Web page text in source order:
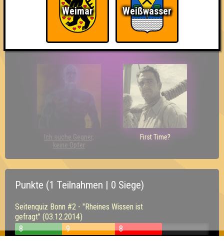
Ich suche Gegner,
keine Opfer
First Time?
Punkte (1 Teilnahmen | 0 Siege)
Seitenquiz Bonn #2 - "Rheines Wissen ist
gefragt" (03.12.2014)
8
9 8
Weimar Weißwasser